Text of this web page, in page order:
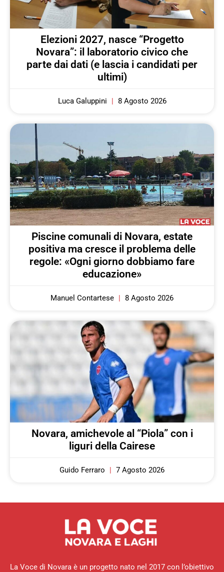
Elezioni 2027, nasce “Progetto
Novara”: il laboratorio civico che
parte dai dati (e lascia i candidati per
ultimi)
Luca Galuppini 8 Agosto 2026
Piscine comunali di Novara, estate
positiva ma cresce il problema delle
regole: «Ogni giorno dobbiamo fare
educazione»
Manuel Contartese 8 Agosto 2026
Novara, amichevole al “Piola” con i
liguri della Cairese
Guido Ferraro 7 Agosto 2026
La Voce di Novara è un progetto nato nel 2017 con l’obiettivo